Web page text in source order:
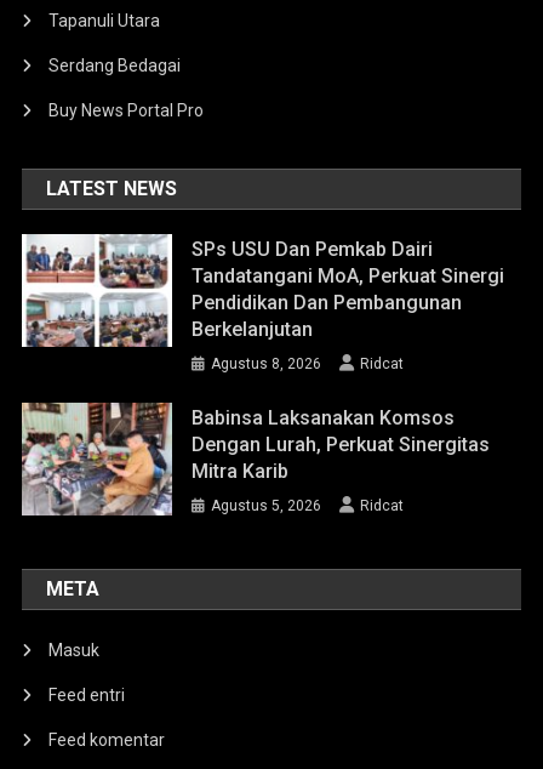
Tapanuli Utara
Serdang Bedagai
Buy News Portal Pro
LATEST NEWS
SPs USU Dan Pemkab Dairi
Tandatangani MoA, Perkuat Sinergi
Pendidikan Dan Pembangunan
Berkelanjutan
Agustus 8, 2026 Ridcat
Babinsa Laksanakan Komsos
Dengan Lurah, Perkuat Sinergitas
Mitra Karib
Agustus 5, 2026 Ridcat
META
Masuk
Feed entri
Feed komentar